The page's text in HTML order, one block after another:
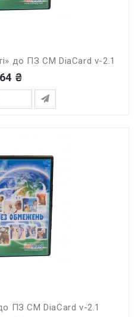
до ПЗ СМ DiaCard v-2.1
₴
ПЗ СМ DiaCard v-2.1